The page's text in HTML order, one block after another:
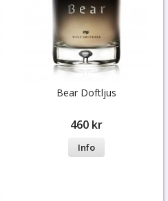
Bear Doftljus
460 kr
Info